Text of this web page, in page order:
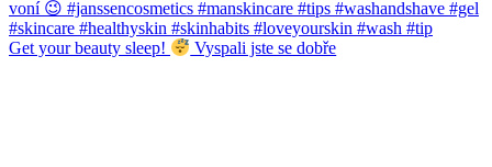
Get your beauty sleep! Vyspali jste se dobře